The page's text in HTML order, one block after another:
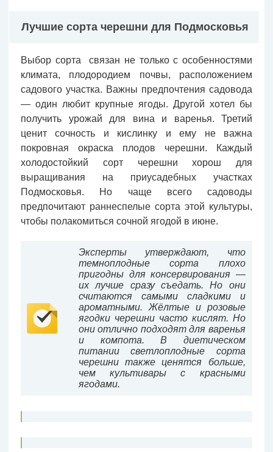
Лучшие сорта черешни для Подмосковья
Выбор сорта связан не только с особенностями
климата, плодородием почвы, расположением
садового участка. Важны предпочтения садовода
— один любит крупные ягоды. Другой хотел бы
получить урожай для вина и варенья. Третий
ценит сочность и кислинку и ему не важна
покровная окраска плодов черешни. Каждый
холодостойкий сорт черешни хорош для
выращивания на приусадебных участках
Подмосковья. Но чаще всего садоводы
предпочитают раннеспелые сорта этой культуры,
чтобы полакомиться сочной ягодой в июне.
Эксперты утверждают, что
темноплодные сорта плохо
пригодны для консервирования —
их лучше сразу съедать. Но они
считаются самыми сладкими и
ароматными. Жёлтые и розовые
ягодки черешни часто кислят. Но
они отлично подходят для варенья
и компота. В диетическом
питании светлоплодные сорта
черешни также ценятся больше,
чем культивары с красными
ягодами.